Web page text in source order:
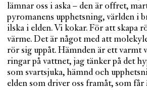
lämnar oss i aska – den är offret,
pyromanens upphetsning, världen i
ilska i elden. Vi kokar. För att skapa
värme. Det är något med att
rör sig uppåt. Hämnden är ett varmt
ringar på vattnet, jag tänker på det
som svartsjuka, hämnd och
elden som driver oss framåt, som får